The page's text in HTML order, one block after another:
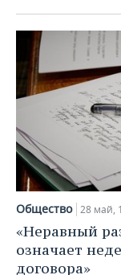
Общество 28 май,
«Неравный
означает
договора»